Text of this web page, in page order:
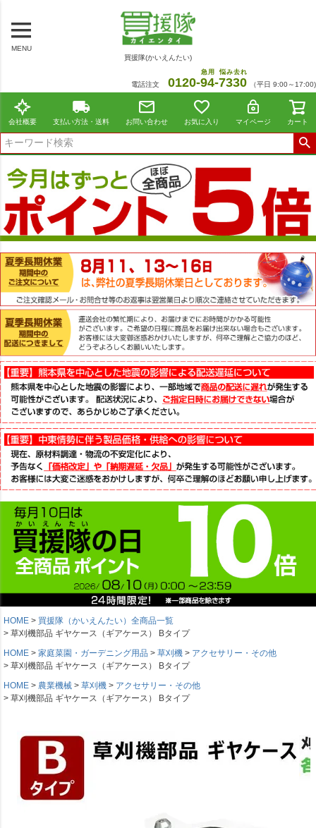
MENU
買援隊(かいえんたい)
電話注文 0120-94
急用
-7330
悩み去れ
（平日 9:00～17:00)
会社概要 支払い方法・送料 お問い合わせ お気に入り マイページ カート
HOME
買援隊（かいえんたい）全商品一覧
草刈機部品 ギヤケース（ギアケース） Bタイプ
HOME
家庭菜園・ガーデニング用品 草刈機
アクセサリー・その他
草刈機部品 ギヤケース（ギアケース） Bタイプ
HOME
農業機械 草刈機
アクセサリー・その他
草刈機部品 ギヤケース（ギアケース） Bタイプ